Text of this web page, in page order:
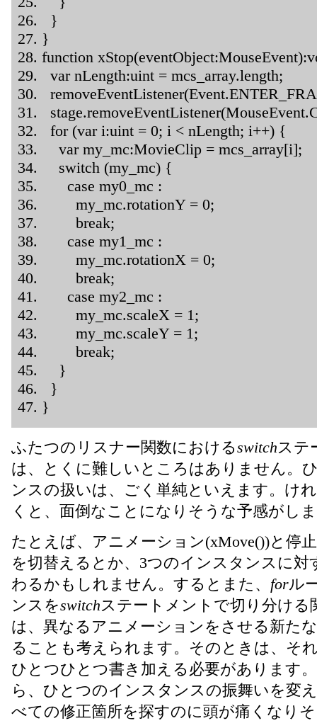
}
}
function
var nLength:uint = mcs_array.length;
for (var i:uint = 0; i < nLength; i++) {
var my_mc:MovieClip = mcs_array[i];
switch (my_mc) {
case my0_mc :
my_mc.rotationY = 0;
break;
case my1_mc :
my_mc.rotationX = 0;
break;
case my2_mc :
my_mc.scaleX = 1;
my_mc.scaleY = 1;
break;
}
}
}
ふたつのリスナー関数におけるswitchステ
は、とくに難しいところはありません。
ンスの扱いは、ごく単純といえます。け
くと、面倒なことになりそうな予感がし
たとえば、アニメーション(xMove())と停
を切替えるとか、3つのインスタンスに対
わるかもしれません。するとまた、 forル
ンスをswitchステートメントで切り分け
は、異なるアニメーションをさせる新た
ることも考えられます。そのときは、そ
ひとつひとつ書き加える必要があります
ら、ひとつのインスタンスの振舞いを変
べての修正箇所を探すのに頭が痛くなり